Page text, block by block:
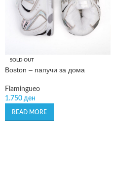
SOLD OUT
Boston – папучи за дома
Flamingueo
1.750 ден
READ MORE